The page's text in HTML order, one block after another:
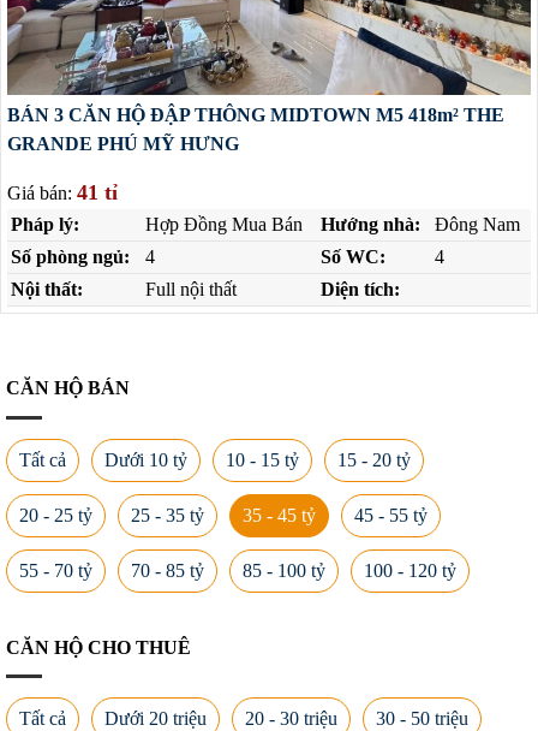
BÁN 3 CĂN HỘ ĐẬP THÔNG MIDTOWN M5 418m² THE
GRANDE PHÚ MỸ HƯNG
Giá bán: 41 tỉ
Pháp lý: Hợp Đồng Mua Bán Hướng nhà:
Đông Nam
Số phòng ngủ:
4 Số WC:
4
Nội thất:
Full nội thất Diện tích:
CĂN HỘ BÁN
Tất cả Dưới 10 tỷ 10 - 15 tỷ 15 - 20 tỷ
20 - 25 tỷ 25 - 35 tỷ 35 - 45 tỷ 45 - 55 tỷ
55 - 70 tỷ 70 - 85 tỷ 85 - 100 tỷ 100 - 120 tỷ
CĂN HỘ CHO THUÊ
Tất cả Dưới 20 triệu 20 - 30 triệu 30 - 50 triệu